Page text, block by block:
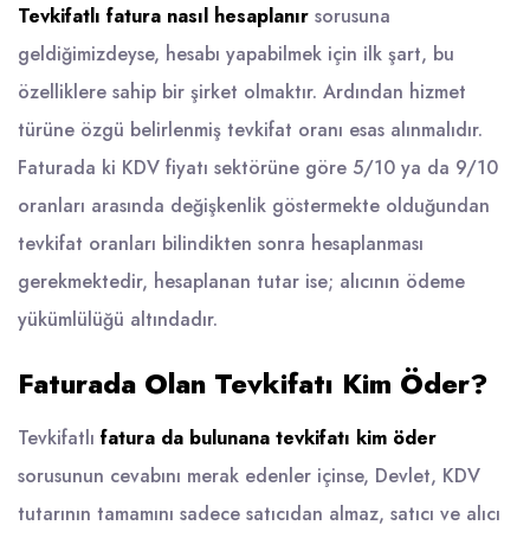
Tevkifatlı fatura nasıl hesaplanır sorusuna
geldiğimizdeyse, hesabı yapabilmek için ilk şart, bu
özelliklere sahip bir şirket olmaktır. Ardından hizmet
türüne özgü belirlenmiş tevkifat oranı esas alınmalıdır.
Faturada ki KDV fiyatı sektörüne göre 5/10 ya da 9/10
oranları arasında değişkenlik göstermekte olduğundan
tevkifat oranları bilindikten sonra hesaplanması
gerekmektedir, hesaplanan tutar ise; alıcının ödeme
yükümlülüğü altındadır.
Faturada Olan Tevkifatı Kim Öder?
Tevkifatlı fatura da bulunana tevkifatı kim öder
sorusunun cevabını merak edenler içinse, Devlet, KDV
tutarının tamamını sadece satıcıdan almaz, satıcı ve alıcı